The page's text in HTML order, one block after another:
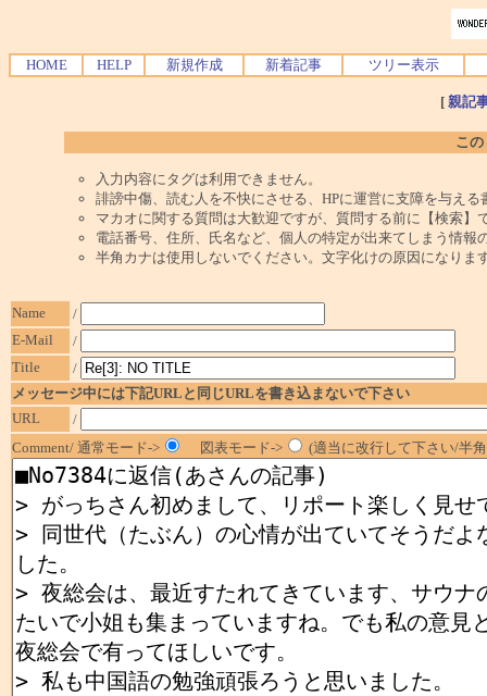
HOME HELP 新規作成 新着記事 ツリー表示
[ 親記
こ
入力内容にタグは利用できません。
誹謗中傷、読む人を不快にさせる、HPに運営に支障を与え
マカオに関する質問は大歓迎ですが、質問する前に【検索】
電話番号、住所、氏名など、個人の特定が出来てしまう情報
半角カナは使用しないでください。文字化けの原因になりま
Name
/
E-Mail
/
Title
/
メッセージ中には下記URLと同じURLを書き込まないで下さい
URL
/
Comment/ 通常モード->
図表モード-> (適当に改行して下さい/半